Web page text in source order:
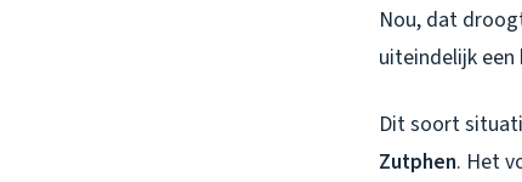
Nou, dat
uiteindelijk
Dit soort
Zutphen. Het